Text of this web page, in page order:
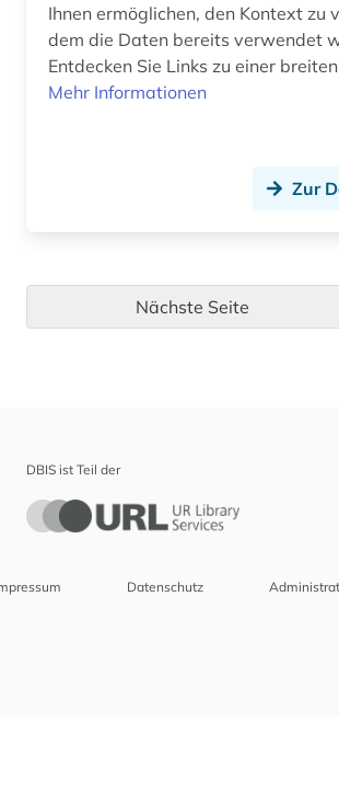
Ihnen ermöglichen, den Kontext zu
dem die Daten bereits verwendet
Entdecken Sie Links zu einer
Mehr Informationen
Zur
Nächste Seite
DBIS ist Teil der
Datenschutz